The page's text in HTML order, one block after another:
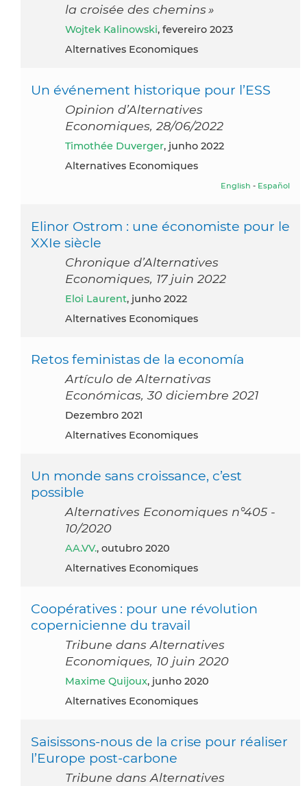
la croisée des chemins »
Wojtek Kalinowski, fevereiro 2023
Alternatives Economiques
Un événement historique pour l’ESS
Opinion d’Alternatives
Economiques, 28/06/2022
Timothée Duverger, junho 2022
Alternatives Economiques
English - Español
Elinor Ostrom : une économiste pour le
XXIe siècle
Chronique d’Alternatives
Economiques, 17 juin 2022
Eloi Laurent, junho 2022
Alternatives Economiques
Retos feministas de la economía
Artículo de Alternativas
Económicas, 30 diciembre 2021
dezembro 2021
Alternatives Economiques
Un monde sans croissance, c’est
possible
Alternatives Economiques n°405 -
10/2020
AA.VV., outubro 2020
Alternatives Economiques
Coopératives : pour une révolution
copernicienne du travail
Tribune dans Alternatives
Economiques, 10 juin 2020
Maxime Quijoux, junho 2020
Alternatives Economiques
Saisissons-nous de la crise pour réaliser
l’Europe post-carbone
Tribune dans Alternatives